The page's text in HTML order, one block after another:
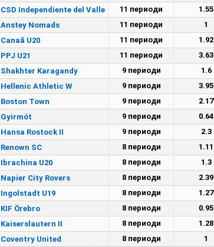
CSD Independiente del Valle 11 периоди 1.55
Anstey Nomads 11 периоди 1
Canaã U20 11 периоди 1.92
PPJ U21 11 периоди 3.63
Shakhter Karagandy 9 периоди 1.6
Hellenic Athletic W 9 периоди 3.95
Boston Town 9 периоди 2.17
Gyirmót 9 периоди 0.64
Hansa Rostock II 9 периоди 2.3
Renown SC 8 периоди 1.11
Ibrachina U20 8 периоди 1.3
Napier City Rovers 8 периоди 2.39
Ingolstadt U19 8 периоди 1.27
KIF Örebro 8 периоди 0.95
Kaiserslautern II 8 периоди 1.28
Coventry United 8 периоди 1